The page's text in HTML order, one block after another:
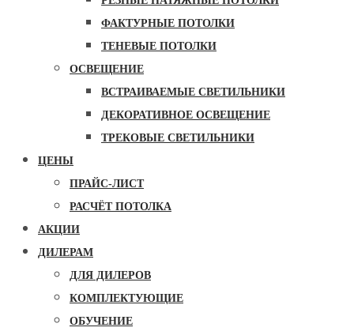
ФАКТУРНЫЕ ПОТОЛКИ
ТЕНЕВЫЕ ПОТОЛКИ
ОСВЕЩЕНИЕ
ВСТРАИВАЕМЫЕ СВЕТИЛЬНИКИ
ДЕКОРАТИВНОЕ ОСВЕЩЕНИЕ
ТРЕКОВЫЕ СВЕТИЛЬНИКИ
ЦЕНЫ
ПРАЙС-ЛИСТ
РАСЧЁТ ПОТОЛКА
АКЦИИ
ДИЛЕРАМ
ДЛЯ ДИЛЕРОВ
КОМПЛЕКТУЮЩИЕ
ОБУЧЕНИЕ